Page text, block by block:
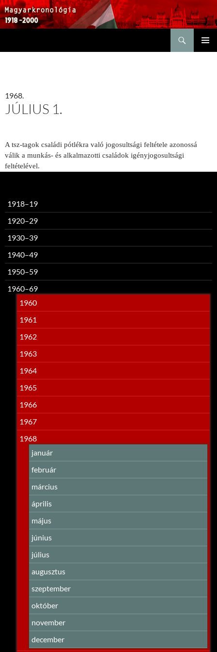
1968.
JÚLIUS 1.
A tsz-tagok családi pótlékra való jogosultsági feltétele azonossá
válik a munkás- és alkalmazotti családok igényjogosultsági
feltételével.
1918–19
1920–29
1930–39
1940–49
1950–59
1960–69
1960
1961
1962
1963
1964
1965
1966
1967
1968
január
február
március
április
május
június
július
augusztus
szeptember
október
november
december